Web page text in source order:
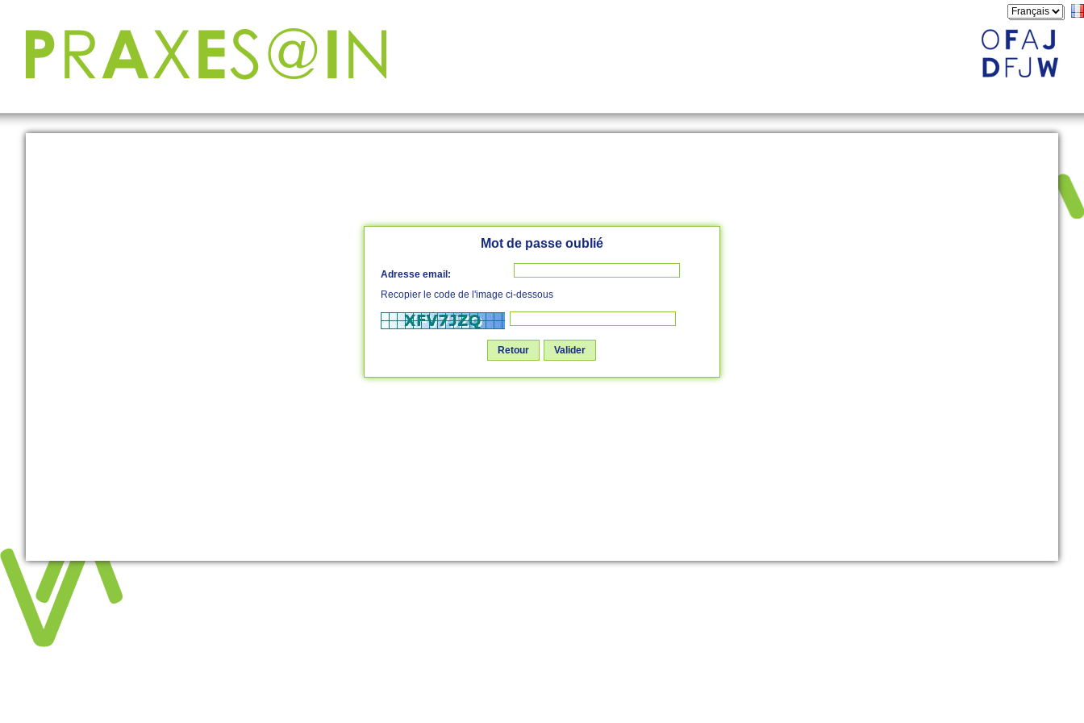
Mot de passe oublié
Adresse email:
Recopier le code de l'image ci-dessous